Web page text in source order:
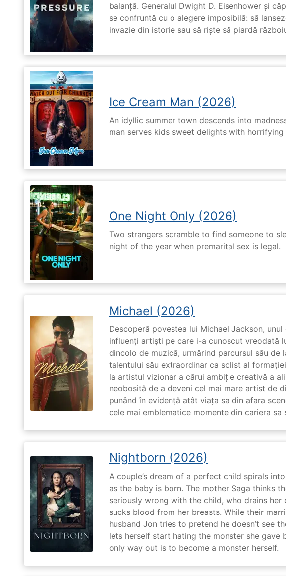
balanță. Generalul Dwight D. Eisenhower și
se confruntă cu o alegere imposibilă: să
invazie din istorie sau să riște să piardă
Ice Cream Man (2026)
An idyllic summer town descends into
man serves kids sweet delights with horrifying
One Night Only (2026)
Two strangers scramble to find someone to
night of the year when premarital sex is legal.
Michael (2026)
Descoperă povestea lui Michael Jackson, unul
influenți artiști pe care i-a cunoscut vreodată
dincolo de muzică, urmărind parcursul său de
talentului său extraordinar ca solist al
la artistul vizionar a cărui ambiție creativă a
neobosită de a deveni cel mai mare artist de
punând în evidență atât viața sa din afara
cele mai emblematice momente din cariera sa
Nightborn (2026)
A couple’s dream of a perfect child spirals
as the baby is born. The mother Saga thinks
seriously wrong with the child, who drains her
sucks blood from her breasts. While their
husband Jon tries to pretend he doesn’t see
lets herself start hating the monster she gave
only way out is to become a monster herself.